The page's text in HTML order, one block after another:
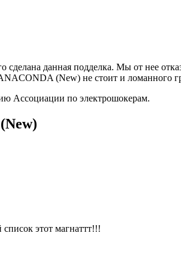
данная подделка. Мы от нее
(New) не стоит и ломанного
Ассоциации по электрошокерам.
этот магнаттт!!!